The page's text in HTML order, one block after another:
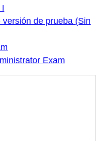
de prueba (Sin
Exam